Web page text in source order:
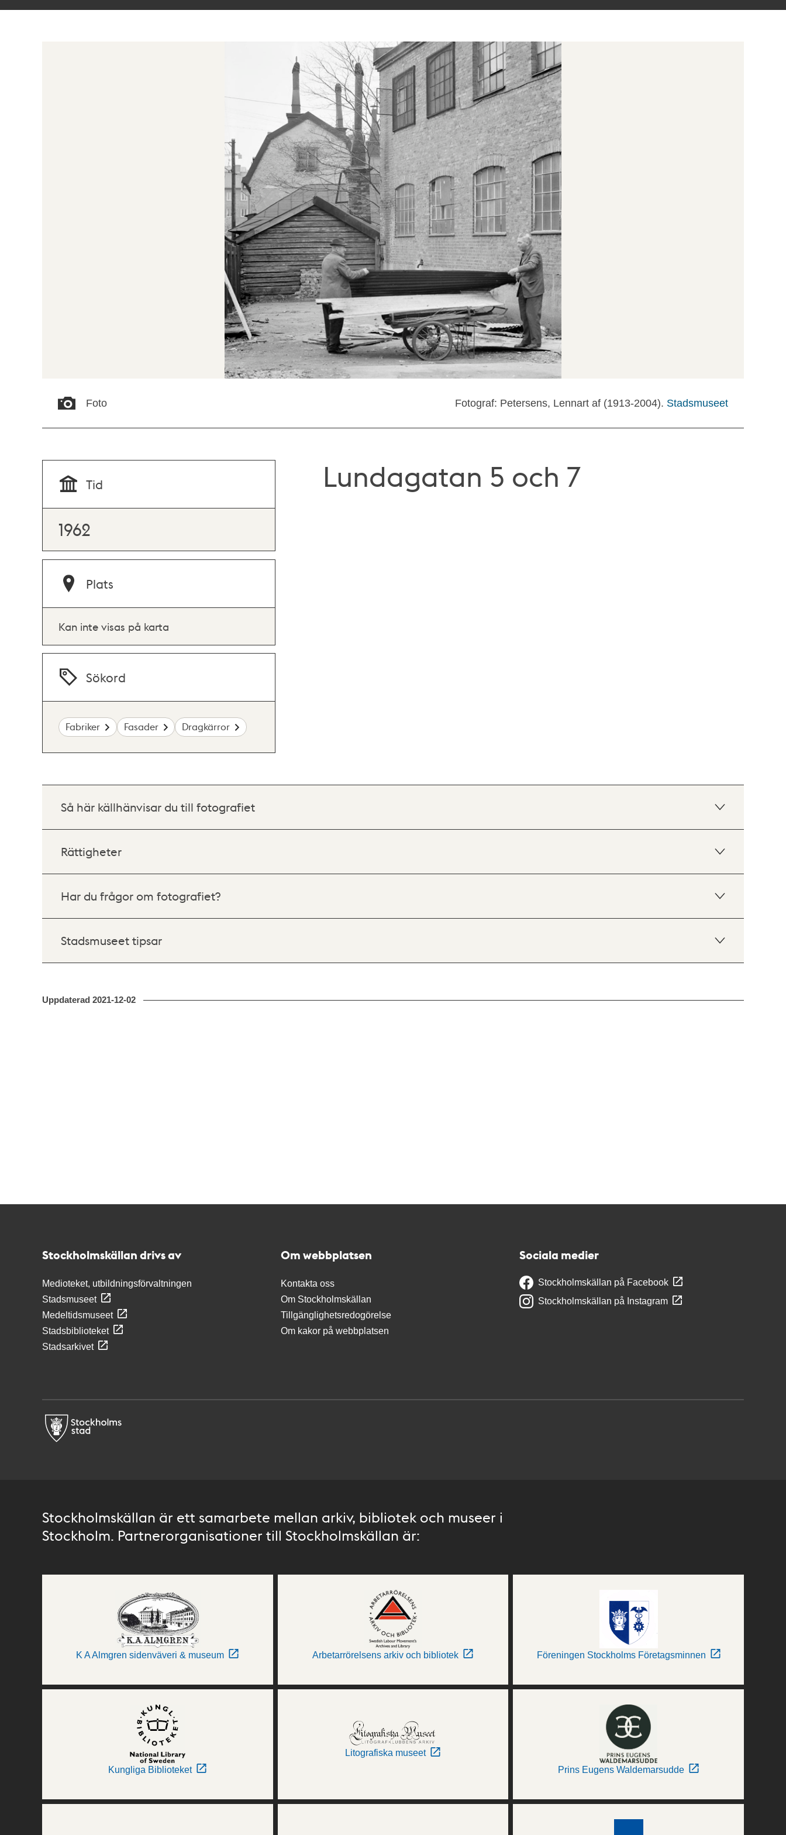
Foto Fotograf: Petersens, Lennart af (1913-2004). Stadsmuseet
Lundagatan 5 och 7
Tid
1962
Plats
Kan inte visas på karta
Sökord
Fabriker Fasader Dragkärror
Så här källhänvisar du till fotografiet
Rättigheter
Har du frågor om fotografiet?
Stadsmuseet tipsar
Uppdaterad 2021-12-02
Stockholmskällan drivs av
Medioteket, utbildningsförvaltningen
Stadsmuseet
Medeltidsmuseet
Stadsbiblioteket
Stadsarkivet
Om webbplatsen
Kontakta oss
Om Stockholmskällan
Tillgänglighetsredogörelse
Om kakor på webbplatsen
Sociala medier
Stockholmskällan på Facebook
Stockholmskällan på Instagram
Stockholmskällan är ett samarbete mellan arkiv, bibliotek och museer i
Stockholm. Partnerorganisationer till Stockholmskällan är:
K A Almgren sidenväveri & museum Arbetarrörelsens arkiv och bibliotek Föreningen Stockholms Företagsminnen
Kungliga Biblioteket
Litografiska museet
Prins Eugens Waldemarsudde